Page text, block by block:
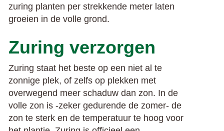
zuring planten per strekkende meter laten
groeien in de volle grond.
Zuring verzorgen
Zuring staat het beste op een niet al te
zonnige plek, of zelfs op plekken met
overwegend meer schaduw dan zon. In de
volle zon is -zeker gedurende de zomer- de
zon te sterk en de temperatuur te hoog voor